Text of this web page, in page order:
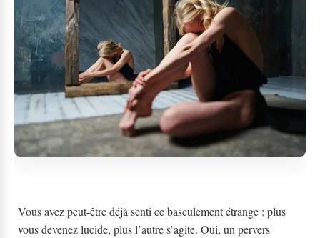
Vous avez peut-être déjà senti ce basculement étrange : plus
vous devenez lucide, plus l’autre s’agite. Oui, un pervers